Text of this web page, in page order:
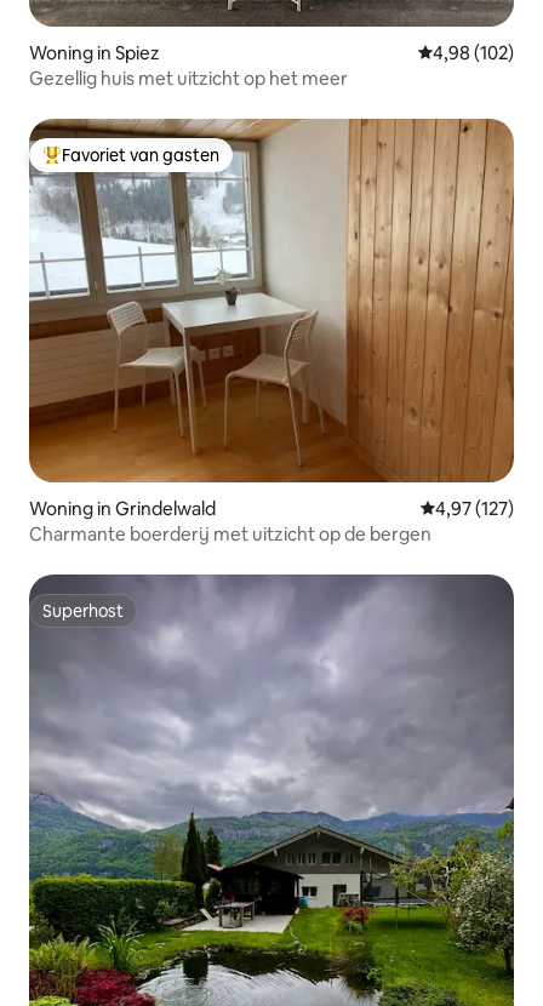
Woning in Spiez Gemiddelde
4,98 (102)
Gezellig huis met uitzicht op het meer
Topfavoriet van gasten
Favoriet van gasten
Woning in Grindelwald Gemiddelde
4,97 (127)
Charmante boerderij met uitzicht op de bergen
Superhost
Superhost